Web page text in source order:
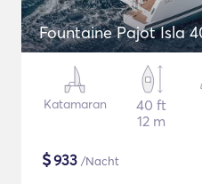
Fountaine Pajot Isla
Katamaran
40 ft
12 m
$933 /Nacht